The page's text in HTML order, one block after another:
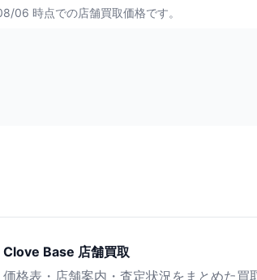
06 時点での店舗買取価格です。
Clove Base 店舗買取
価格表・店舗案内・査定状況をまとめた買